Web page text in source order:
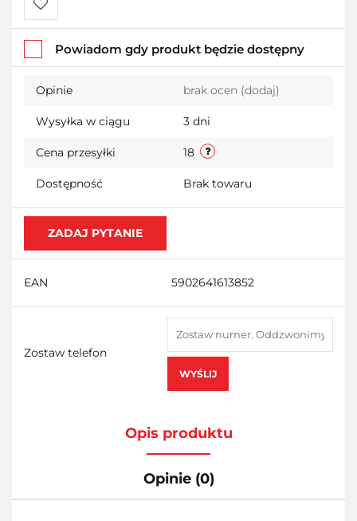
Do
przechowalni
Powiadom gdy produkt będzie dostępny
Opinie brak ocen (dodaj)
Wysyłka w ciągu 3 dni
Cena przesyłki 18
Dostępność Brak towaru
ZADAJ PYTANIE
EAN 5902641613852
Zostaw telefon
WYŚLIJ
Opis produktu
Opinie (0)